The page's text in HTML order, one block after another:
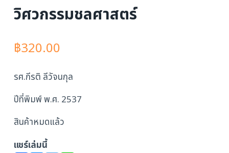
วิศวกรรมชลศาสตร์
฿320.00
รศ.กีรติ ลีวัจนกุล
ปีที่พิมพ์ พ.ศ. 2537
สินค้าหมดแล้ว
แชร์เล่มนี้